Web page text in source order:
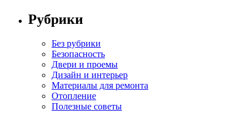
Рубрики
Без рубрики
Безопасность
Двери и проемы
Дизайн и интерьер
Материалы для ремонта
Отопление
Полезные советы